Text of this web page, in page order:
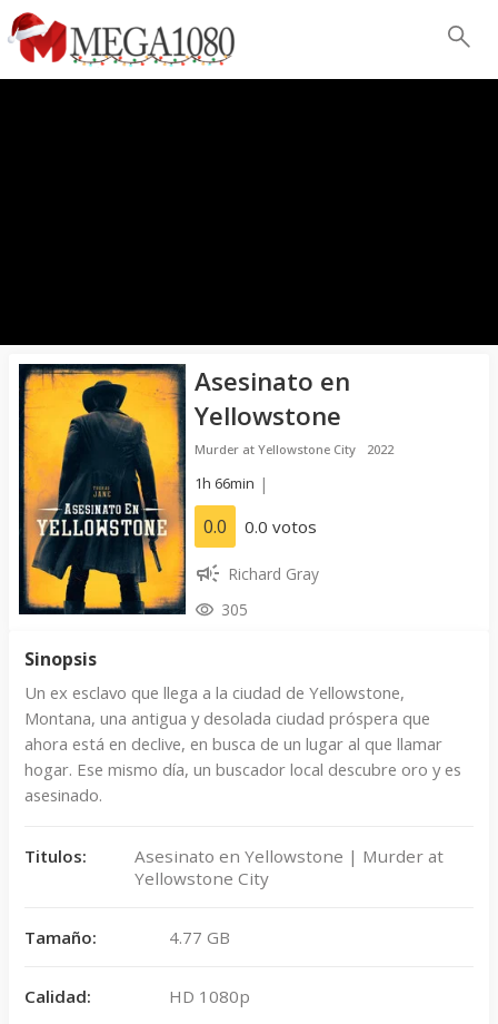
Asesinato en
Yellowstone
Murder at Yellowstone City 2022
1h 66min |
0.0 0.0 votos
Richard Gray
305
Sinopsis
Un ex esclavo que llega a la ciudad de Yellowstone,
Montana, una antigua y desolada ciudad próspera que
ahora está en declive, en busca de un lugar al que llamar
hogar. Ese mismo día, un buscador local descubre oro y es
asesinado.
Titulos:
Asesinato en Yellowstone | Murder at
Yellowstone City
Tamaño: 4.77 GB
Calidad: HD 1080p